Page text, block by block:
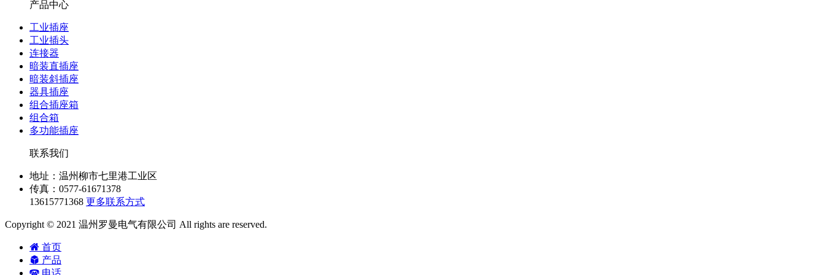
产品中心
工业插座
工业插头
连接器
暗装直插座
暗装斜插座
器具插座
组合插座箱
组合箱
多功能插座
联系我们
地址：温州柳市七里港工业区
传真：0577-61671378
13615771368 更多联系方式
Copyright © 2021 温州罗曼电气有限公司 All rights are reserved.
首页
产品
电话